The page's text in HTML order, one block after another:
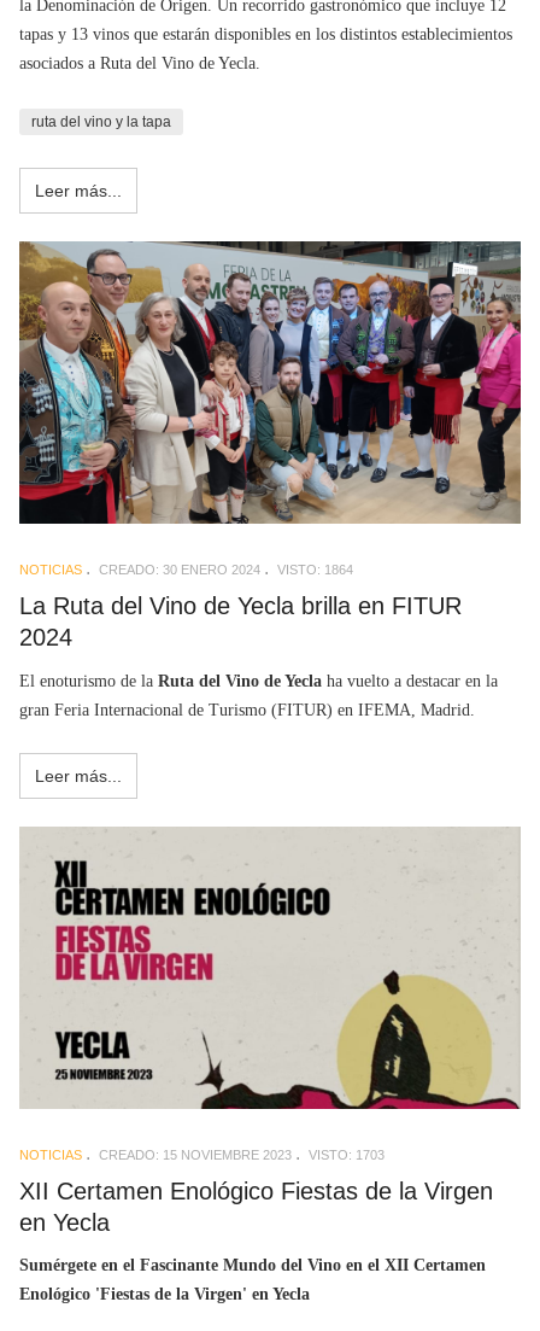
la Denominación de Origen. Un recorrido gastronómico que incluye 12
tapas y 13 vinos que estarán disponibles en los distintos establecimientos
asociados a Ruta del Vino de Yecla.
ruta del vino y la tapa
Leer más...
NOTICIAS CREADO: 30 ENERO 2024 VISTO: 1864
La Ruta del Vino de Yecla brilla en FITUR
2024
El enoturismo de la Ruta del Vino de Yecla ha vuelto a destacar en la
gran Feria Internacional de Turismo (FITUR) en IFEMA, Madrid.
Leer más...
NOTICIAS CREADO: 15 NOVIEMBRE 2023 VISTO: 1703
XII Certamen Enológico Fiestas de la Virgen
en Yecla
Sumérgete en el Fascinante Mundo del Vino en el XII Certamen
Enológico 'Fiestas de la Virgen' en Yecla